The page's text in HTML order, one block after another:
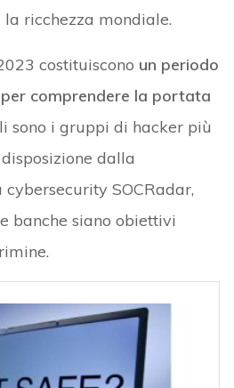
ricchezza mondiale.
costituiscono un periodo
comprendere la portata
sono i gruppi di hacker più
dalla
SOCRadar,
banche siano obiettivi